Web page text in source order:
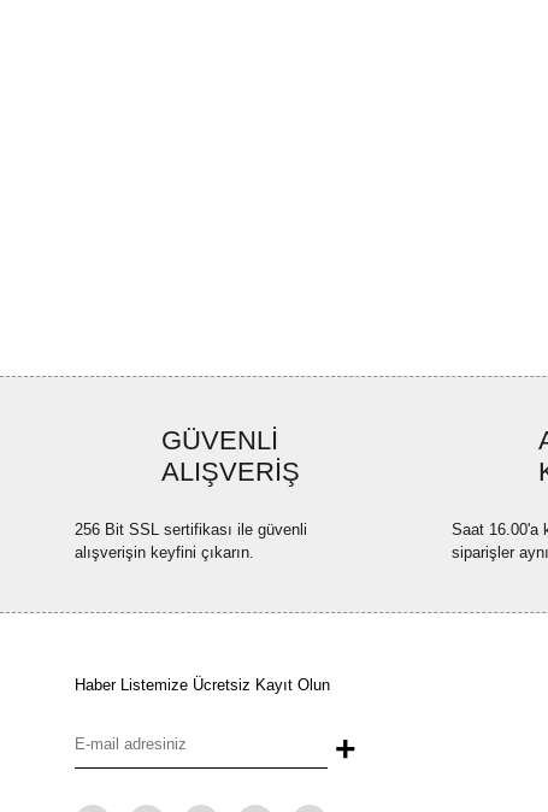
GÜVENLİ
ALIŞVERİŞ
256 Bit SSL sertifikası ile güvenli
alışverişin keyfini çıkarın.
Saat 16.00'a
siparişler
Haber Listemize Ücretsiz Kayıt Olun
+